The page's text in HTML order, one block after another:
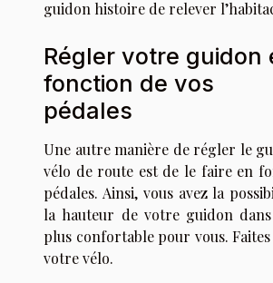
guidon histoire de relever
Régler votre guidon
fonction de vos
pédales
Une autre manière de régler le
vélo de route est de le faire en
pédales. Ainsi, vous avez la
la hauteur de votre guidon
plus confortable pour vous. Faites
votre vélo.